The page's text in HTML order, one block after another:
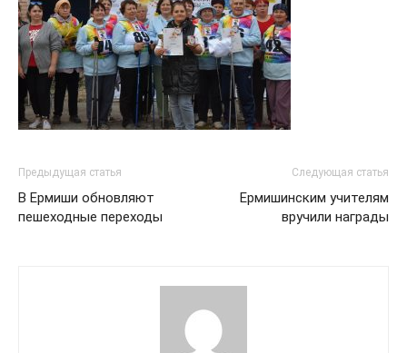
Предыдущая статья
В Ермиши обновляют
пешеходные переходы
Следующая статья
Ермишинским учителям
вручили награды